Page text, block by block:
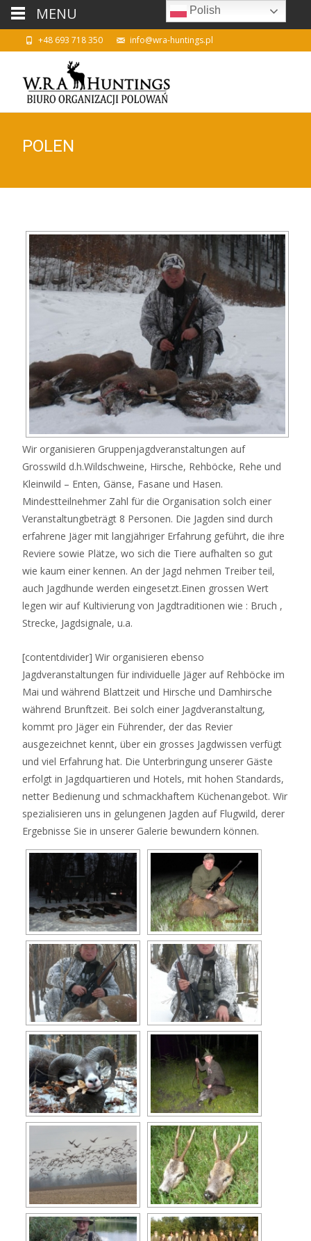
+48 693 718 350 info@wra-huntings.pl
POLEN
Wir organisieren Gruppenjagdveranstaltungen auf
Grosswild d.h.Wildschweine, Hirsche, Rehböcke, Rehe und
Kleinwild – Enten, Gänse, Fasane und Hasen.
Mindestteilnehmer Zahl für die Organisation solch einer
Veranstaltungbeträgt 8 Personen. Die Jagden sind durch
erfahrene Jäger mit langjähriger Erfahrung geführt, die ihre
Reviere sowie Plätze, wo sich die Tiere aufhalten so gut
wie kaum einer kennen. An der Jagd nehmen Treiber teil,
auch Jagdhunde werden eingesetzt.Einen grossen Wert
legen wir auf Kultivierung von Jagdtraditionen wie : Bruch ,
Strecke, Jagdsignale, u.a.
[contentdivider] Wir organisieren ebenso
Jagdveranstaltungen für individuelle Jäger auf Rehböcke im
Mai und während Blattzeit und Hirsche und Damhirsche
während Brunftzeit. Bei solch einer Jagdveranstaltung,
kommt pro Jäger ein Führender, der das Revier
ausgezeichnet kennt, über ein grosses Jagdwissen verfügt
und viel Erfahrung hat. Die Unterbringung unserer Gäste
erfolgt in Jagdquartieren und Hotels, mit hohen Standards,
netter Bedienung und schmackhaftem Küchenangebot. Wir
spezialisieren uns in gelungenen Jagden auf Flugwild, derer
Ergebnisse Sie in unserer Galerie bewundern können.
Polish
MENU